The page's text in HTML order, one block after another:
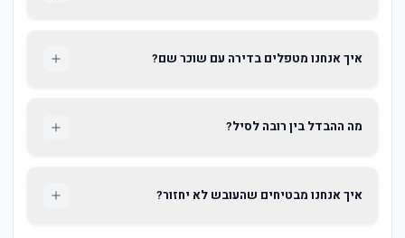
איך אנחנו מטפלים בדירה עם שוכר שם?
מה ההבדל בין רובה לסיל?
איך אנחנו מבטיחים שהעובש לא יחזור?